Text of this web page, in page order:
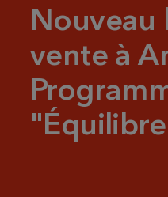
Nouveau
vente à